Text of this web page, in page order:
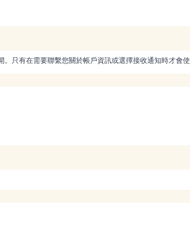
。只有在需要聯繫您關於帳戶資訊或選擇接收通知時才會